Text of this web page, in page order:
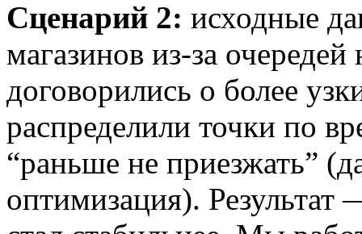
Сценарий 2: исходные
магазинов из-за
договорились о более
распределили точки по
“раньше не приезжать”
оптимизация). Результат